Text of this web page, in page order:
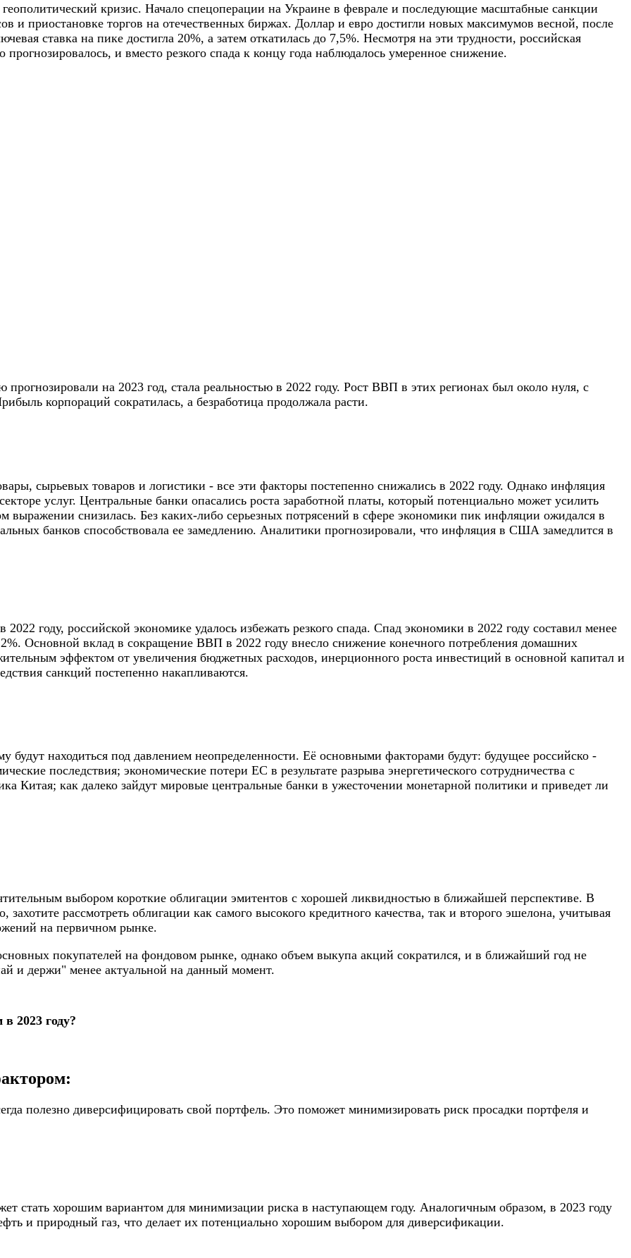
кризис. Начало спецоперации на Украине в феврале и последующие масштабные санкции
и приостановке торгов на отечественных биржах. Доллар и евро достигли новых максимумов весной, после
ставка на пике достигла 20%, а затем откатилась до 7,5%. Несмотря на эти трудности, российская
и вместо резкого спада к концу года наблюдалось умеренное снижение.
на 2023 год, стала реальностью в 2022 году. Рост ВВП в этих регионах был около нуля, с
корпораций сократилась, а безработица продолжала расти.
сырьевых товаров и логистики - все эти факторы постепенно снижались в 2022 году. Однако инфляция
услуг. Центральные банки опасались роста заработной платы, который потенциально может усилить
выражении снизилась. Без каких-либо серьезных потрясений в сфере экономики пик инфляции ожидался в
банков способствовала ее замедлению. Аналитики прогнозировали, что инфляция в США замедлится в
году, российской экономике удалось избежать резкого спада. Спад экономики в 2022 году составил менее
Основной вклад в сокращение ВВП в 2022 году внесло снижение конечного потребления домашних
эффектом от увеличения бюджетных расходов, инерционного роста инвестиций в основной капитал и
санкций постепенно накапливаются.
находиться под давлением неопределенности. Её основными факторами будут: будущее российско -
последствия; экономические потери ЕС в результате разрыва энергетического сотрудничества с
Китая; как далеко зайдут мировые центральные банки в ужесточении монетарной политики и приведет ли
выбором короткие облигации эмитентов с хорошей ликвидностью в ближайшей перспективе. В
рассмотреть облигации как самого высокого кредитного качества, так и второго эшелона, учитывая
на первичном рынке.
покупателей на фондовом рынке, однако объем выкупа акций сократился, и в ближайший год не
и держи" менее актуальной на данный момент.
2023 году?
полезно диверсифицировать свой портфель. Это поможет минимизировать риск просадки портфеля и
стать хорошим вариантом для минимизации риска в наступающем году. Аналогичным образом, в 2023 году
и природный газ, что делает их потенциально хорошим выбором для диверсификации.